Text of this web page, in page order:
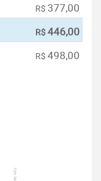
R$ 377,00
R$446,00
R$ 498,00